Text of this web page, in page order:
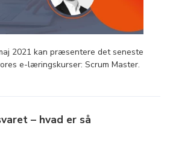
2021 kan præsentere det seneste
e-læringskurser: Scrum Master.
– hvad er så